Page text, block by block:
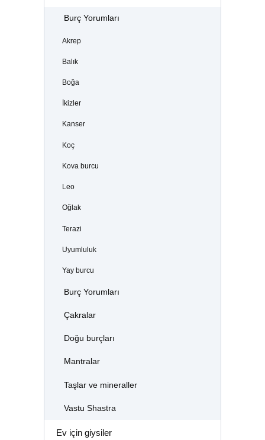
Burç Yorumları
Akrep
Balık
Boğa
İkizler
Kanser
Koç
Kova burcu
Leo
Oğlak
Terazi
Uyumluluk
Yay burcu
Burç Yorumları
Çakralar
Doğu burçları
Mantralar
Taşlar ve mineraller
Vastu Shastra
Ev için giysiler